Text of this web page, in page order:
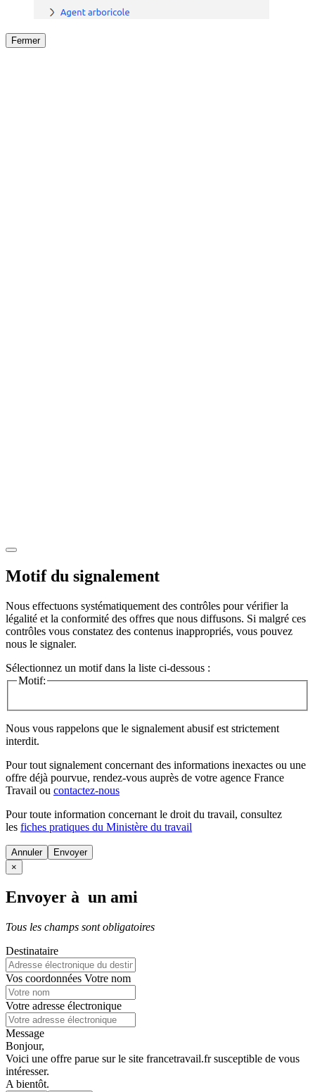
Fermer
Motif du signalement
Nous effectuons systématiquement des contrôles pour vérifier la
légalité et la conformité des offres que nous diffusons. Si malgré ces
contrôles vous constatez des contenus inappropriés, vous pouvez
nous le signaler.
Sélectionnez un motif dans la liste ci-dessous :
Motif:
Nous vous rappelons que le signalement abusif est strictement
interdit.
Pour tout signalement concernant des informations inexactes ou une
offre déjà pourvue, rendez-vous auprès de votre agence France
Travail ou contactez-nous
Pour toute information concernant le droit du travail, consultez
les fiches pratiques du Ministère du travail
Annuler
×
Envoyer à un ami
Tous les champs sont obligatoires
Destinataire
Vos coordonnées Votre nom
Votre adresse électronique
Message
Bonjour,
Voici une offre parue sur le site francetravail.fr susceptible de vous
intéresser.
A bientôt.